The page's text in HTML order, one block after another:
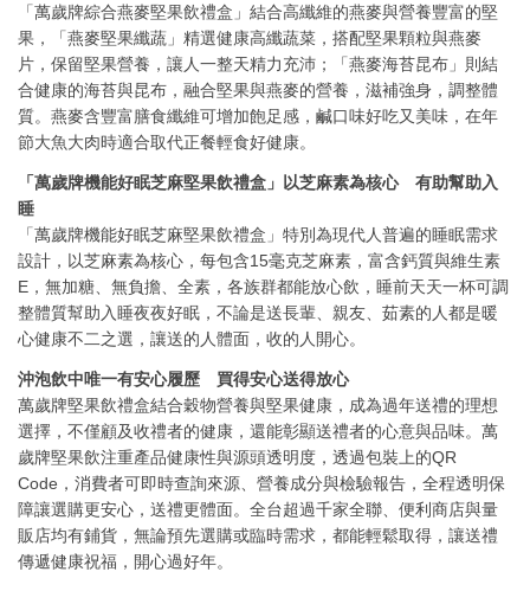
「萬歲牌綜合燕麥堅果飲禮盒」結合高纖維的燕麥與營養豐富的堅
果，「燕麥堅果纖蔬」精選健康高纖蔬菜，搭配堅果顆粒與燕麥
片，保留堅果營養，讓人一整天精力充沛；「燕麥海苔昆布」則結
合健康的海苔與昆布，融合堅果與燕麥的營養，滋補強身，調整體
質。燕麥含豐富膳食纖維可增加飽足感，鹹口味好吃又美味，在年
節大魚大肉時適合取代正餐輕食好健康。
「萬歲牌機能好眠芝麻堅果飲禮盒」以芝麻素為核心 有助幫助入
睡
「萬歲牌機能好眠芝麻堅果飲禮盒」特別為現代人普遍的睡眠需求
設計，以芝麻素為核心，每包含15毫克芝麻素，富含鈣質與維生素
E，無加糖、無負擔、全素，各族群都能放心飲，睡前天天一杯可調
整體質幫助入睡夜夜好眠，不論是送長輩、親友、茹素的人都是暖
心健康不二之選，讓送的人體面，收的人開心。
沖泡飲中唯一有安心履歷 買得安心送得放心
萬歲牌堅果飲禮盒結合穀物營養與堅果健康，成為過年送禮的理想
選擇，不僅顧及收禮者的健康，還能彰顯送禮者的心意與品味。萬
歲牌堅果飲注重產品健康性與源頭透明度，透過包裝上的QR
Code，消費者可即時查詢來源、營養成分與檢驗報告，全程透明保
障讓選購更安心，送禮更體面。全台超過千家全聯、便利商店與量
販店均有鋪貨，無論預先選購或臨時需求，都能輕鬆取得，讓送禮
傳遞健康祝福，開心過好年。